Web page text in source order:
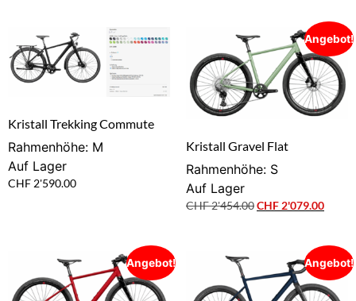
Kristall Trekking Commute
Rahmenhöhe: M
Auf Lager
CHF 2'590.00
Angebot!
Kristall Gravel Flat
Rahmenhöhe: S
Auf Lager
CHF2'454.00CHF 2'079.00
Angebot! Angebot!